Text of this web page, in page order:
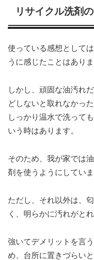
リサイクル洗剤
使っている感想として
うに感じたことはありま
しかし、頑固な油汚れ
どしないと取れなかっ
しっかり温水で洗って
いう時はあります。
そのため、我が家では
剤を使うようにしていま
ただし、それ以外は、
く、明らかに汚れがと
強いてデメリットを言
め、台所に置きづらい